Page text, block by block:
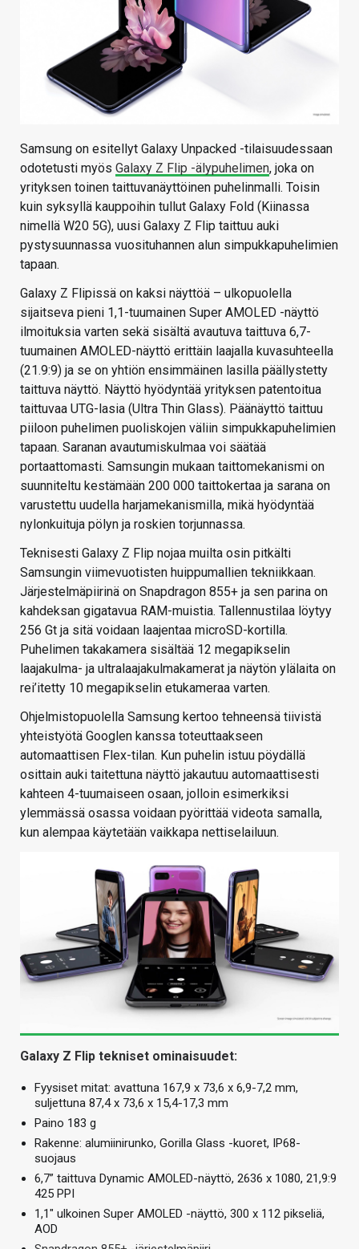
Samsung on esitellyt Galaxy Unpacked -tilaisuudessaan
odotetusti myös Galaxy Z Flip -älypuhelimen, joka on
yrityksen toinen taittuvanäyttöinen puhelinmalli. Toisin
kuin syksyllä kauppoihin tullut Galaxy Fold (Kiinassa
nimellä W20 5G), uusi Galaxy Z Flip taittuu auki
pystysuunnassa vuosituhannen alun simpukkapuhelimien
tapaan.
Galaxy Z Flipissä on kaksi näyttöä – ulkopuolella
sijaitseva pieni 1,1-tuumainen Super AMOLED -näyttö
ilmoituksia varten sekä sisältä avautuva taittuva 6,7-
tuumainen AMOLED-näyttö erittäin laajalla kuvasuhteella
(21.9:9) ja se on yhtiön ensimmäinen lasilla päällystetty
taittuva näyttö. Näyttö hyödyntää yrityksen patentoitua
taittuvaa UTG-lasia (Ultra Thin Glass). Päänäyttö taittuu
piiloon puhelimen puoliskojen väliin simpukkapuhelimien
tapaan. Saranan avautumiskulmaa voi säätää
portaattomasti. Samsungin mukaan taittomekanismi on
suunniteltu kestämään 200 000 taittokertaa ja sarana on
varustettu uudella harjamekanismilla, mikä hyödyntää
nylonkuituja pölyn ja roskien torjunnassa.
Teknisesti Galaxy Z Flip nojaa muilta osin pitkälti
Samsungin viimevuotisten huippumallien tekniikkaan.
Järjestelmäpiirinä on Snapdragon 855+ ja sen parina on
kahdeksan gigatavua RAM-muistia. Tallennustilaa löytyy
256 Gt ja sitä voidaan laajentaa microSD-kortilla.
Puhelimen takakamera sisältää 12 megapikselin
laajakulma- ja ultralaajakulmakamerat ja näytön ylälaita on
rei’itetty 10 megapikselin etukameraa varten.
Ohjelmistopuolella Samsung kertoo tehneensä tiivistä
yhteistyötä Googlen kanssa toteuttaakseen
automaattisen Flex-tilan. Kun puhelin istuu pöydällä
osittain auki taitettuna näyttö jakautuu automaattisesti
kahteen 4-tuumaiseen osaan, jolloin esimerkiksi
ylemmässä osassa voidaan pyörittää videota samalla,
kun alempaa käytetään vaikkapa nettiselailuun.
Galaxy Z Flip tekniset ominaisuudet:
Fyysiset mitat: avattuna 167,9 x 73,6 x 6,9-7,2 mm,
suljettuna 87,4 x 73,6 x 15,4-17,3 mm
Paino 183 g
Rakenne: alumiinirunko, Gorilla Glass -kuoret, IP68-
suojaus
6,7” taittuva Dynamic AMOLED-näyttö, 2636 x 1080, 21,9:9
425 PPI
1,1″ ulkoinen Super AMOLED -näyttö, 300 x 112 pikseliä,
AOD